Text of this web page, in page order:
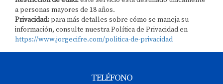
a personas mayores de 18 años.
Privacidad: para más detalles sobre cómo se maneja su
información, consulte nuestra Política de Privacidad en
https://www.jorgecifre.com/politica-de-privacidad
TELÉFONO